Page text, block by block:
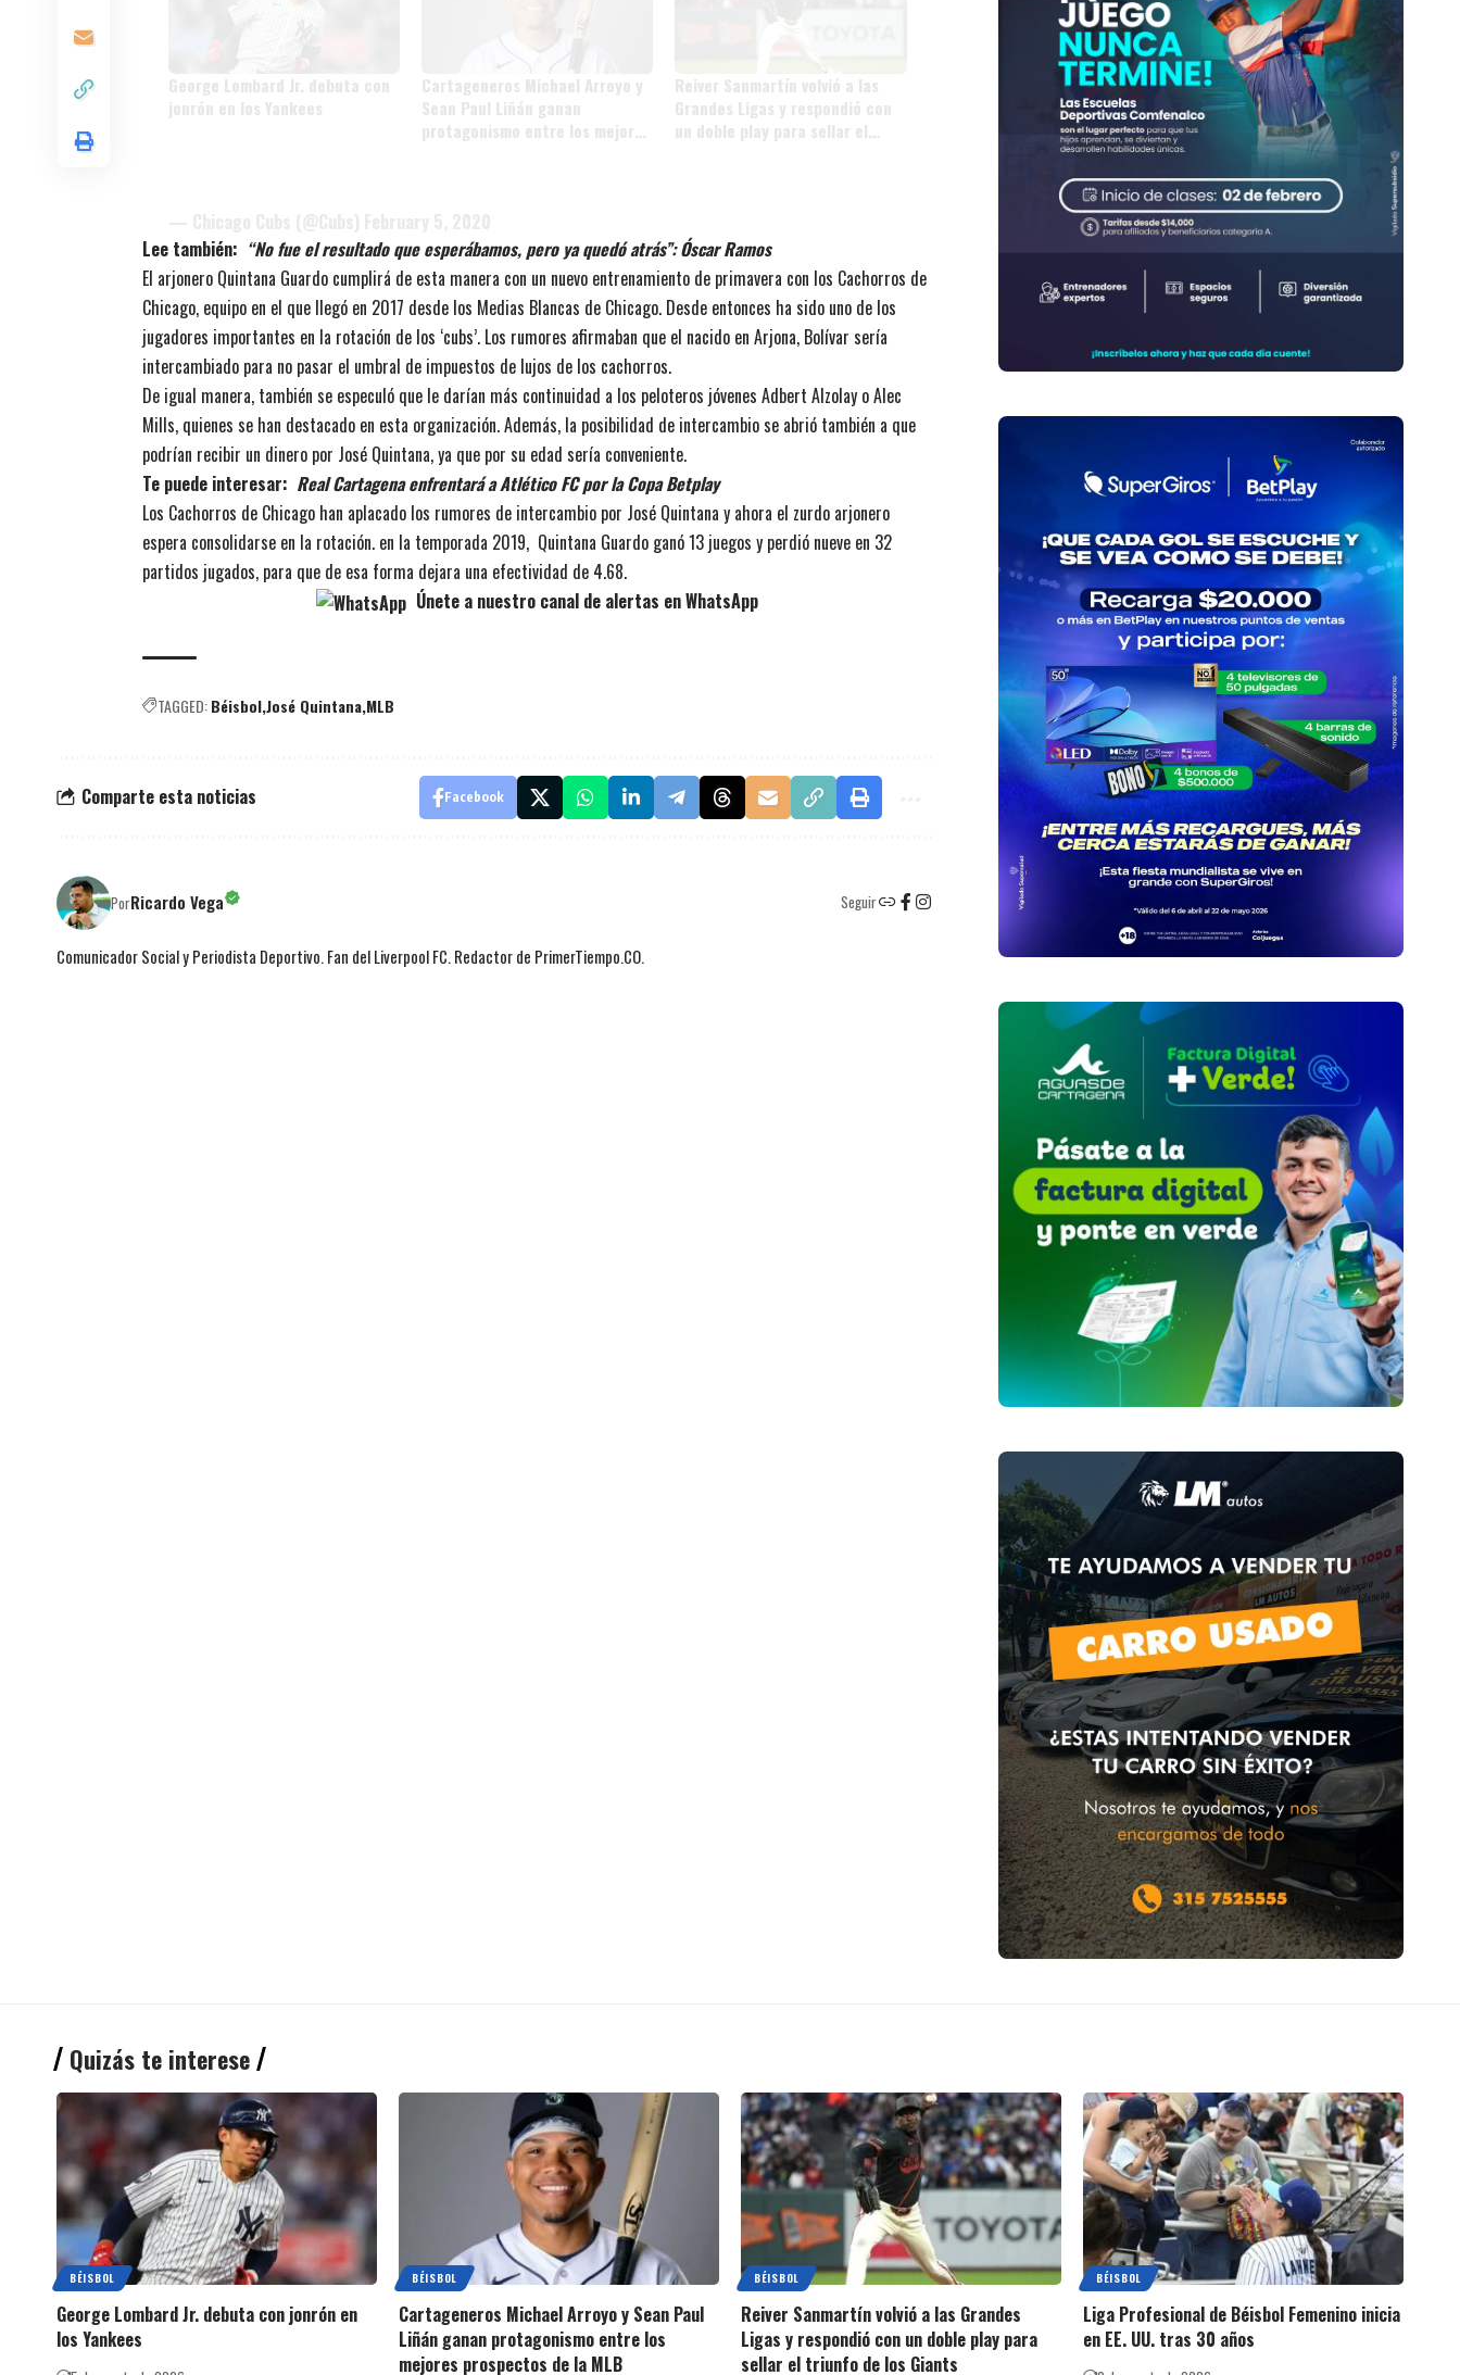
George Lombard Jr. debuta con
jonrón en los Yankees
Cartageneros Michael Arroyo y
Sean Paul Liñán ganan
protagonismo entre los mejores
Reiver Sanmartín volvió a las
Grandes Ligas y respondió con
un doble play para sellar el
Lee también: “No fue el resultado que esperábamos, pero ya quedó atrás”: Óscar Ramos
El arjonero Quintana Guardo cumplirá de esta manera con un nuevo entrenamiento de primavera con los Cachorros de
Chicago, equipo en el que llegó en 2017 desde los Medias Blancas de Chicago. Desde entonces ha sido uno de los
jugadores importantes en la rotación de los ‘cubs’. Los rumores afirmaban que el nacido en Arjona, Bolívar sería
intercambiado para no pasar el umbral de impuestos de lujos de los cachorros.
De igual manera, también se especuló que le darían más continuidad a los peloteros jóvenes Adbert Alzolay o Alec
Mills, quienes se han destacado en esta organización. Además, la posibilidad de intercambio se abrió también a que
podrían recibir un dinero por José Quintana, ya que por su edad sería conveniente.
Te puede interesar: Real Cartagena enfrentará a Atlético FC por la Copa Betplay
Los Cachorros de Chicago han aplacado los rumores de intercambio por José Quintana y ahora el zurdo arjonero
espera consolidarse en la rotación. en la temporada 2019, Quintana Guardo ganó 13 juegos y perdió nueve en 32
partidos jugados, para que de esa forma dejara una efectividad de 4.68.
Únete a nuestro canal de alertas en WhatsApp
TAGGED:BéisbolJosé Quintana MLB
Comparte esta noticias Facebook
PorRicardo Vega Seguir
Comunicador Social y Periodista Deportivo. Fan del Liverpool FC. Redactor de PrimerTiempo.CO.
Quizás te interese
BÉISBOL
George Lombard Jr. debuta con jonrón en
los Yankees
BÉISBOL
Cartageneros Michael Arroyo y Sean Paul
Liñán ganan protagonismo entre los
mejores prospectos de la MLB
BÉISBOL
Reiver Sanmartín volvió a las Grandes
Ligas y respondió con un doble play para
sellar el triunfo de los Giants
BÉISBOL
Liga Profesional de Béisbol Femenino inicia
en EE. UU. tras 30 años